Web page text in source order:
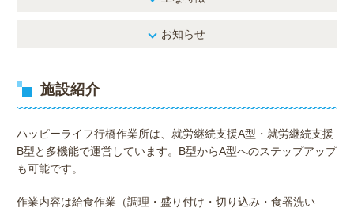
お知らせ
施設紹介
ハッピーライフ行橋作業所は、就労継続支援A型・就労継続支援
B型と多機能で運営しています。B型からA型へのステップアップ
も可能です。
作業内容は給食作業（調理・盛り付け・切り込み・食器洗い